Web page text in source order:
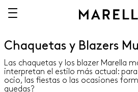
Chaquetas y Blazers
Las chaquetas y los blazer Marella
interpretan el estilo más actual:
ocio, las fiestas o las ocasiones
quedas?